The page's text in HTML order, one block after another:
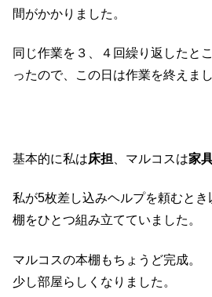
間がかかりました。
同じ作業を３、４回繰り返したと
ったので、この日は作業を終えまし
基本的に私は床担 、マルコスは家
私が5枚差し込みヘルプを頼むと
棚をひとつ組み立てていました。
マルコスの本棚もちょうど完成。
少し部屋らしくなりました。